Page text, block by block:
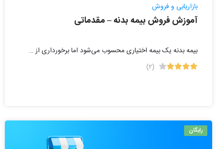
بازاریابی و فروش
آموزش فروش بیمه بدنه – مقدماتی
بیمه بدنه یک بیمه اختیاری محسوب می‌شود اما برخورداری از …
(۲)
رایگان